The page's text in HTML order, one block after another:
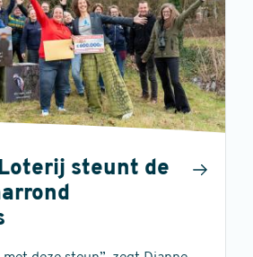
steunt de